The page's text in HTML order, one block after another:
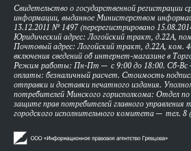
Свидетельство о государственной регистрации
информации, выданное Министерством
13.12.2011 № 1497 (перерегистрировано
Юридический адрес: Логойский тракт, д.22А,
Почтовый адрес: Логойский тракт, д.22А, ком.
включения сведений об интернет-магазине в
Режим работы: Пн-Пт — с 9:00 до 18:00. Сб-Вс
оплаты: безналичный расчет. Стоимость
отправки и доставки печатного издания.
потребителей Минского горисполкома: Отдел
защите прав потребителей главного управления
городского исполнительного комитета — тел. 8